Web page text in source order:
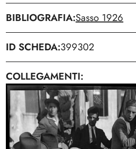
BIBLIOGRAFIA Sasso 1926
ID SCHEDA 399302
COLLEGAMENTI